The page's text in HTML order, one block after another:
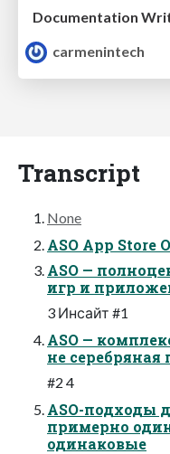
Documentation
carmenintech
Transcript
None
ASO App Store
ASO —
игр и
3 Инсайт #1
ASO —
не
#2 4
ASO-подходы
примерно
одинаковые